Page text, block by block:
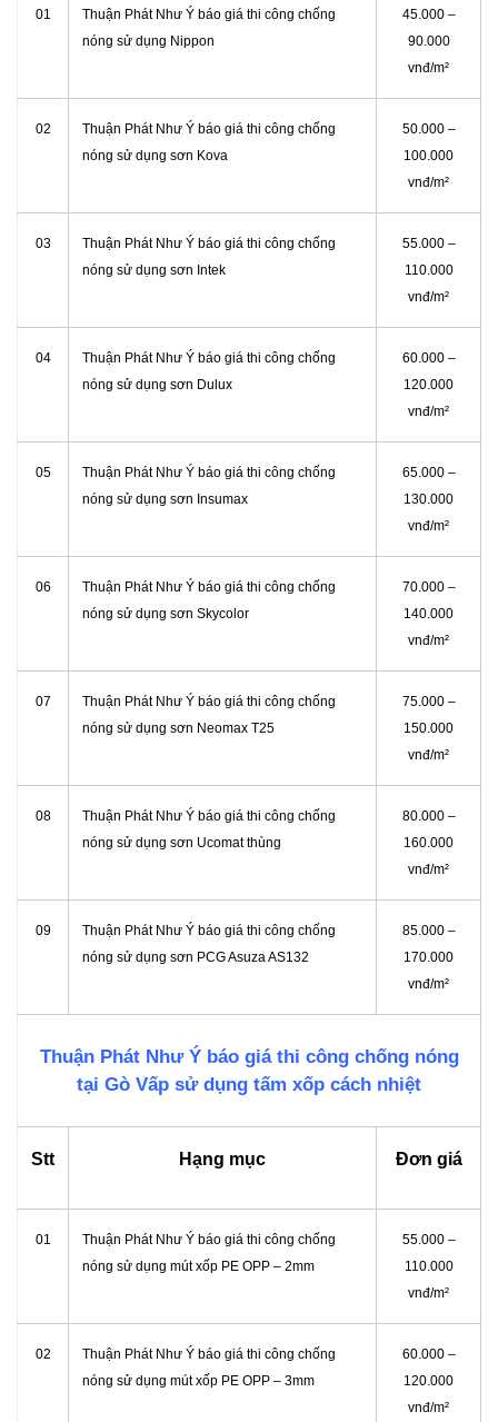
01
Thuận Phát Như Ý báo giá thi công chống
nóng sử dụng Nippon
45.000 –
90.000
vnđ/m²
02
Thuận Phát Như Ý báo giá thi công chống
nóng sử dụng sơn Kova
50.000 –
100.000
vnđ/m²
03
Thuận Phát Như Ý báo giá thi công chống
nóng sử dụng sơn Intek
55.000 –
110.000
vnđ/m²
04
Thuận Phát Như Ý báo giá thi công chống
nóng sử dụng sơn Dulux
60.000 –
120.000
vnđ/m²
05
Thuận Phát Như Ý báo giá thi công chống
nóng sử dụng sơn Insumax
65.000 –
130.000
vnđ/m²
06
Thuận Phát Như Ý báo giá thi công chống
nóng sử dụng sơn Skycolor
70.000 –
140.000
vnđ/m²
07
Thuận Phát Như Ý báo giá thi công chống
nóng sử dụng sơn Neomax T25
75.000 –
150.000
vnđ/m²
08
Thuận Phát Như Ý báo giá thi công chống
nóng sử dụng sơn Ucomat thùng
80.000 –
160.000
vnđ/m²
09
Thuận Phát Như Ý báo giá thi công chống
nóng sử dụng sơn PCG Asuza AS132
85.000 –
170.000
vnđ/m²
Thuận Phát Như Ý báo giá thi công chống nóng
tại Gò Vấp sử dụng tấm xốp cách nhiệt
Stt Hạng mục Đơn giá
01
Thuận Phát Như Ý báo giá thi công chống
nóng sử dụng mút xốp PE OPP – 2mm
55.000 –
110.000
vnđ/m²
02
Thuận Phát Như Ý báo giá thi công chống
nóng sử dụng mút xốp PE OPP – 3mm
60.000 –
120.000
vnđ/m²